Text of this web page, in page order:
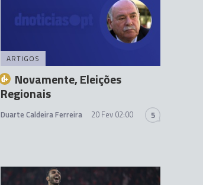
ARTIGOS
Novamente, Eleições
Regionais
Duarte Caldeira Ferreira 20 Fev 02:00 5